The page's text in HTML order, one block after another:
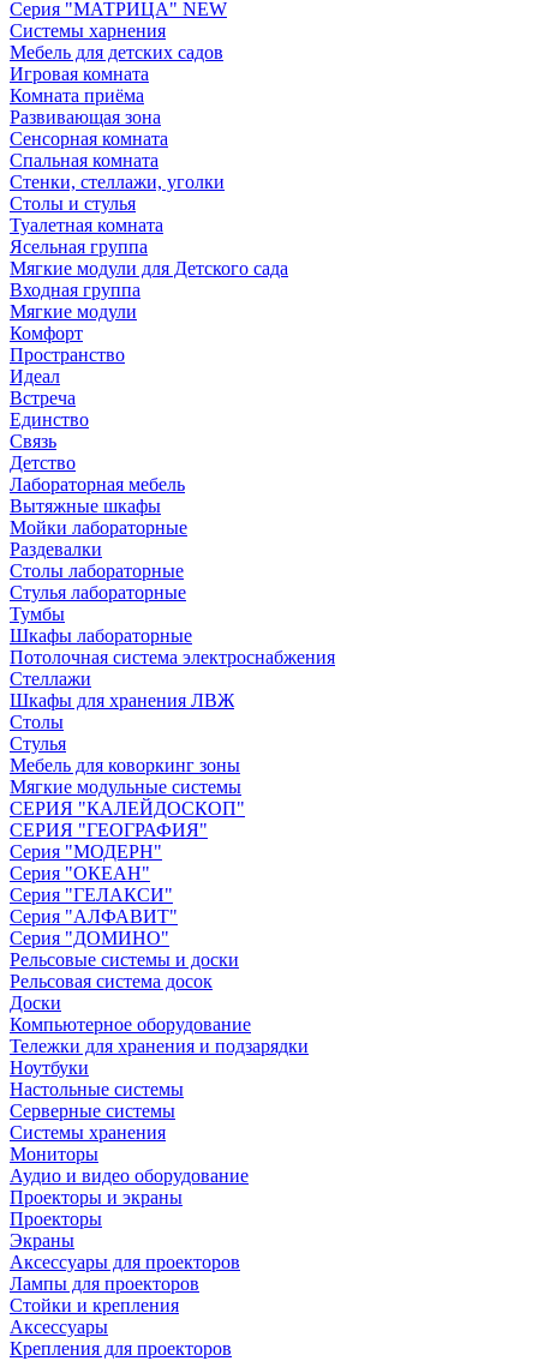
Серия "МАТРИЦА" NEW
Системы харнения
Мебель для детских садов
Игровая комната
Комната приёма
Развивающая зона
Сенсорная комната
Спальная комната
Стенки, стеллажи, уголки
Столы и стулья
Туалетная комната
Ясельная группа
Мягкие модули для Детского сада
Входная группа
Мягкие модули
Комфорт
Пространство
Идеал
Встреча
Единство
Связь
Детство
Лабораторная мебель
Вытяжные шкафы
Мойки лабораторные
Раздевалки
Столы лабораторные
Стулья лабораторные
Тумбы
Шкафы лабораторные
Потолочная система электроснабжения
Стеллажи
Шкафы для хранения ЛВЖ
Столы
Стулья
Мебель для коворкинг зоны
Мягкие модульные системы
СЕРИЯ "КАЛЕЙДОСКОП"
СЕРИЯ "ГЕОГРАФИЯ"
Серия "МОДЕРН"
Серия "ОКЕАН"
Серия "ГЕЛАКСИ"
Серия "АЛФАВИТ"
Серия "ДОМИНО"
Рельсовые системы и доски
Рельсовая система досок
Доски
Компьютерное оборудование
Тележки для хранения и подзарядки
Ноутбуки
Настольные системы
Серверные системы
Системы хранения
Мониторы
Аудио и видео оборудование
Проекторы и экраны
Проекторы
Экраны
Аксессуары для проекторов
Лампы для проекторов
Стойки и крепления
Аксессуары
Крепления для проекторов